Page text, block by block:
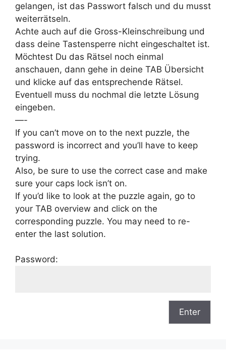
gelangen, ist das Passwort falsch und du musst
weiterrätseln.
Achte auch auf die Gross-Kleinschreibung und
dass deine Tastensperre nicht eingeschaltet ist.
Möchtest Du das Rätsel noch einmal
anschauen, dann gehe in deine TAB Übersicht
und klicke auf das entsprechende Rätsel.
Eventuell muss du nochmal die letzte Lösung
eingeben.
—-
If you can’t move on to the next puzzle, the
password is incorrect and you’ll have to keep
trying.
Also, be sure to use the correct case and make
sure your caps lock isn’t on.
If you’d like to look at the puzzle again, go to
your TAB overview and click on the
corresponding puzzle. You may need to re-
enter the last solution.
Password: